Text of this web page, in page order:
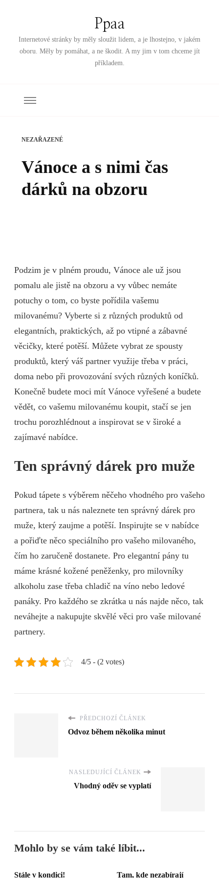
Ppaa
Internetové stránky by měly sloužit lidem, a je lhostejno, v jakém
oboru. Měly by pomáhat, a ne škodit. A my jim v tom chceme jít
příkladem.
NEZAŘAZENÉ
Vánoce a s nimi čas
dárků na obzoru
Podzim je v plném proudu, Vánoce ale už jsou
pomalu ale jistě na obzoru a vy vůbec nemáte
potuchy o tom, co byste pořídila vašemu
milovanému? Vyberte si z různých produktů od
elegantních, praktických, až po vtipné a zábavné
věcičky, které potěší. Můžete vybrat ze spousty
produktů, který váš partner využije třeba v práci,
doma nebo při provozování svých různých koníčků.
Konečně budete moci mít Vánoce vyřešené a budete
vědět, co vašemu milovanému koupit, stačí se jen
trochu porozhlédnout a inspirovat se v široké a
zajímavé nabídce.
Ten správný dárek pro muže
Pokud tápete s výběrem něčeho vhodného pro vašeho
partnera, tak u nás naleznete ten správný dárek pro
muže, který zaujme a potěší. Inspirujte se v nabídce
a pořiďte něco speciálního pro vašeho milovaného,
čím ho zaručeně dostanete. Pro elegantní pány tu
máme krásné kožené peněženky, pro milovníky
alkoholu zase třeba chladič na víno nebo ledové
panáky. Pro každého se zkrátka u nás najde něco, tak
neváhejte a nakupujte skvělé věci pro vaše milované
partnery.
4/5 - (2 votes)
PŘEDCHOZÍ ČLÁNEK
Odvoz během několika minut
NASLEDUJÍCÍ ČLÁNEK
Vhodný oděv se vyplatí
Mohlo by se vám také líbit...
Stále v kondici! Tam, kde nezabírají